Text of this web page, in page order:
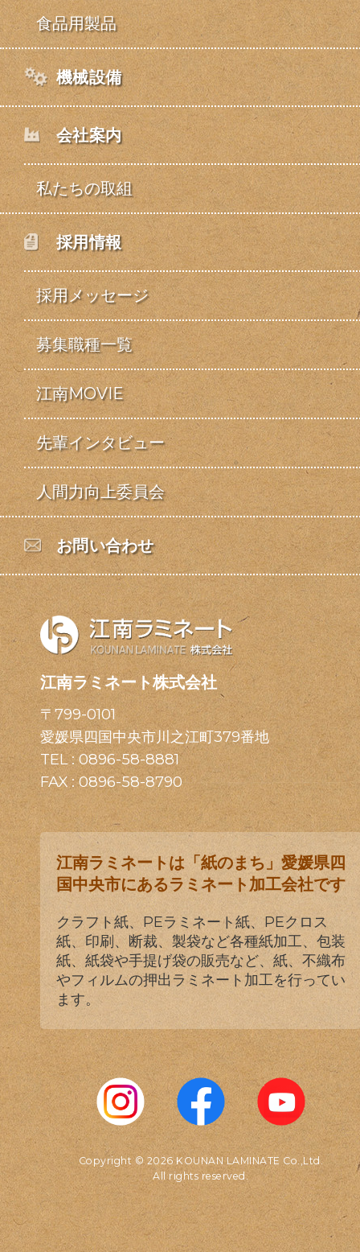
食品用製品
機械設備
会社案内
私たちの取組
採用情報
採用メッセージ
募集職種一覧
江南MOVIE
先輩インタビュー
人間力向上委員会
お問い合わせ
江南ラミネート株式会社
〒799-0101
愛媛県四国中央市川之江町379番地
TEL :0896-58-8881
FAX : 0896-58-8790
江南ラミネートは「紙のまち」愛媛県四
国中央市にあるラミネート加工会社です
クラフト紙、PEラミネート紙、PEクロス
紙、印刷、断裁、製袋など各種紙加工、包装
紙、紙袋や手提げ袋の販売など、紙、不織布
やフィルムの押出ラミネート加工を行ってい
ます。
Copyright © 2026 KOUNAN LAMINATE Co.,Ltd.
All rights reserved.